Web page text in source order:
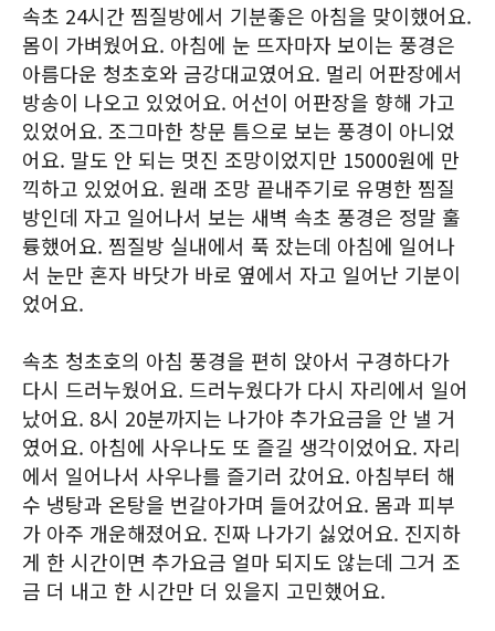
속초 24시간 찜질방에서 기분좋은 아침을 맞이했어요.
몸이 가벼웠어요. 아침에 눈 뜨자마자 보이는 풍경은
아름다운 청초호와 금강대교였어요. 멀리 어판장에서
방송이 나오고 있었어요. 어선이 어판장을 향해 가고
있었어요. 조그마한 창문 틈으로 보는 풍경이 아니었
어요. 말도 안 되는 멋진 조망이었지만 15000원에 만
끽하고 있었어요. 원래 조망 끝내주기로 유명한 찜질
방인데 자고 일어나서 보는 새벽 속초 풍경은 정말 훌
륭했어요. 찜질방 실내에서 푹 잤는데 아침에 일어나
서 눈만 혼자 바닷가 바로 옆에서 자고 일어난 기분이
었어요.
속초 청초호의 아침 풍경을 편히 앉아서 구경하다가
다시 드러누웠어요. 드러누웠다가 다시 자리에서 일어
났어요. 8시 20분까지는 나가야 추가요금을 안 낼 거
였어요. 아침에 사우나도 또 즐길 생각이었어요. 자리
에서 일어나서 사우나를 즐기러 갔어요. 아침부터 해
수 냉탕과 온탕을 번갈아가며 들어갔어요. 몸과 피부
가 아주 개운해졌어요. 진짜 나가기 싫었어요. 진지하
게 한 시간이면 추가요금 얼마 되지도 않는데 그거 조
금 더 내고 한 시간만 더 있을지 고민했어요.